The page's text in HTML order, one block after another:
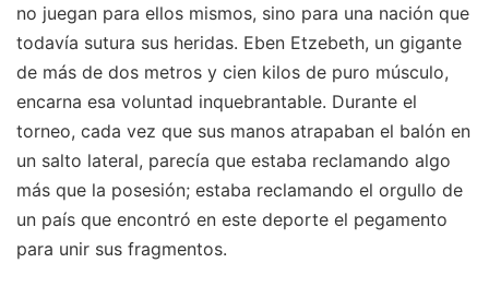
no juegan para ellos mismos, sino para una nación que
todavía sutura sus heridas. Eben Etzebeth, un gigante
de más de dos metros y cien kilos de puro músculo,
encarna esa voluntad inquebrantable. Durante el
torneo, cada vez que sus manos atrapaban el balón en
un salto lateral, parecía que estaba reclamando algo
más que la posesión; estaba reclamando el orgullo de
un país que encontró en este deporte el pegamento
para unir sus fragmentos.